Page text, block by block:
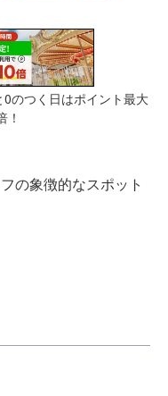
0のつく日はポイント最大
！
の象徴的なスポット